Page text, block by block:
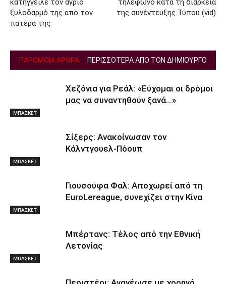
ξυλοδαρμό της από τον
πατέρα της
της συνέντευξης Τύπου (vid)
ΠΑΡΟΜΟΙΑ ΑΡΘΡΑ ΠΕΡΙΣΣΟΤΕΡΑ ΑΠΟ ΤΟΝ ΔΗΜΙΟΥΡΓΟ
ΜΠΑΣΚΕΤ
Χεζόνια για Ρεάλ: «Εύχομαι οι δρόμοι
μας να συναντηθούν ξανά…»
ΜΠΑΣΚΕΤ
Σίξερς: Ανακοίνωσαν τον
Κάλντγουελ-Πόουπ
ΜΠΑΣΚΕΤ
Γιουσούφα Φαλ: Αποχωρεί από τη
EuroLereague, συνεχίζει στην Κίνα
ΜΠΑΣΚΕΤ
Μπέρτανς: Τέλος από την Εθνική
Λετονίας